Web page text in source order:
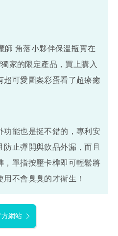
師 角落小夥伴保溫瓶實在
家的限定產品，買上購入
超可愛圖案彩蛋看了超療癒
功能也是挺不錯的，專利安
止彈開與飲品外漏，而且
，單指按壓卡榫即可輕鬆將
不會臭臭的才衛生！
網站